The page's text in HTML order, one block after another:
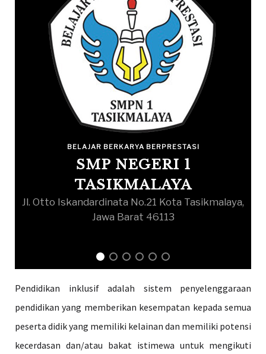
BELAJAR BERKARYA BERPRESTASI
SMP NEGERI 1
TASIKMALAYA
Jl. Otto Iskandardinata No.21 Kota Tasikmalaya,
Jawa Barat 46113
Pendidikan inklusif adalah sistem penyelenggaraan
pendidikan yang memberikan kesempatan kepada semua
peserta didik yang memiliki kelainan dan memiliki potensi
kecerdasan dan/atau bakat istimewa untuk mengikuti